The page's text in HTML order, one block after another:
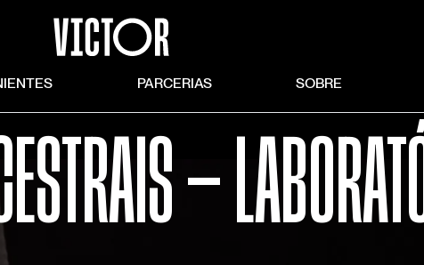
PARCERIAS SOBRE
—